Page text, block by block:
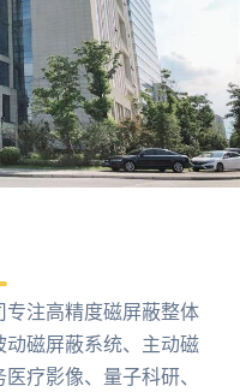
注高精度磁屏蔽整体
磁屏蔽系统、主动磁
疗影像、量子科研、